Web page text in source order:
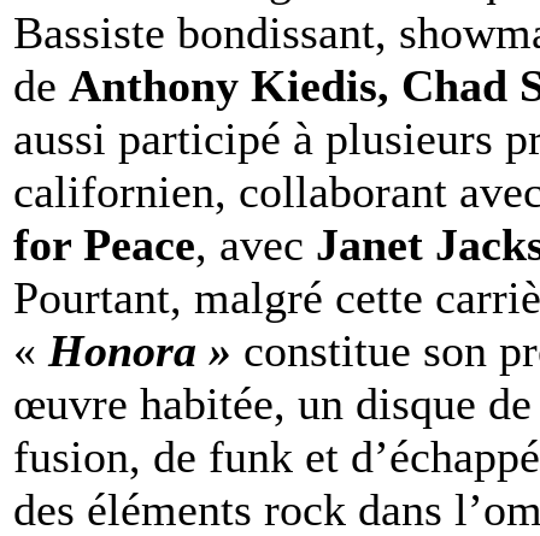
Bassiste bondissant,
de Anthony Kiedis, Chad
aussi participé à plusieurs
californien, collaborant
for Peace, avec Janet
Pourtant, malgré cette
« Honora » constitue son
œuvre habitée, un disque
fusion, de funk et
des éléments rock dans